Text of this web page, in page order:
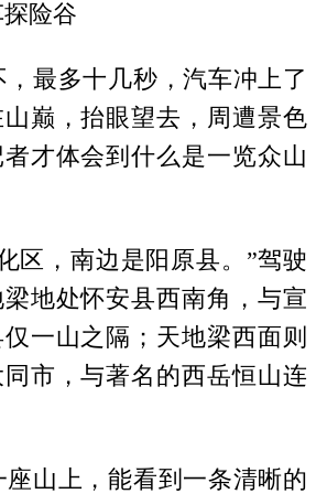
险谷
，最多十几秒，汽车冲上了
巅，抬眼望去，周遭景色
才体会到什么是一览众山
区，南边是阳原县。”驾驶
地处怀安县西南角，与宣
一山之隔；天地梁西面则
市，与著名的西岳恒山连
座山上，能看到一条清晰的